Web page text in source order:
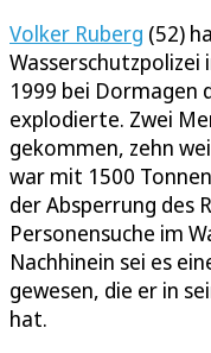
Volker Ruberg (52)
Wasserschutzpolizei
1999 bei Dormagen
explodierte. Zwei
gekommen, zehn
war mit 1500
der Absperrung des
Personensuche im
Nachhinein sei es
gewesen, die er in
hat.